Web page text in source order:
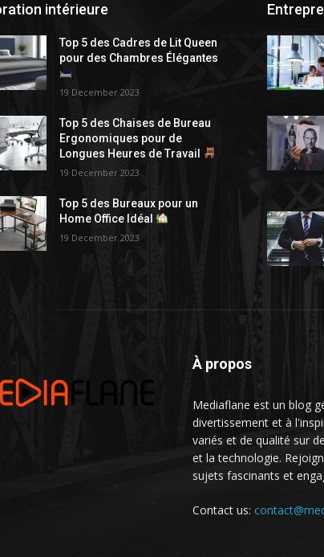
intérieure
Top 5 des Cadres de Lit Queen
pour des Chambres Élégantes
19 December 2023
Top 5 des Chaises de Bureau
Ergonomiques pour de
Longues Heures de Travail
19 December 2023
Top 5 des Bureaux pour un
Home Office Idéal
19 December 2023
À propos
Mediaflane est un blog
divertissement et à
variés et de qualité sur
et la technologie.
sujets fascinants et
Contact us: